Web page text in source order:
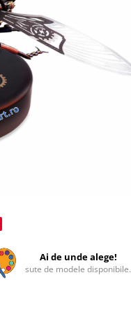
Ai de unde alege!
sute de modele disponibile.